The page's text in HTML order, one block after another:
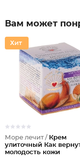
Вам может
Море лечит / Крем
улиточный Как
молодость кожи